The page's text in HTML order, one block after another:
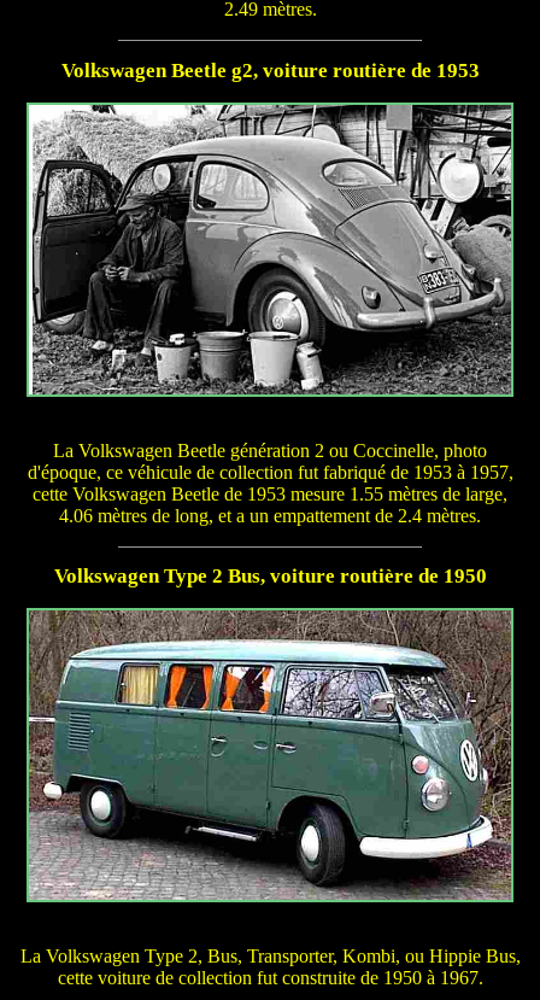
2.49 mètres.
Volkswagen Beetle g2, voiture routière de 1953
La Volkswagen Beetle génération 2 ou Coccinelle, photo
d'époque, ce véhicule de collection fut fabriqué de 1953 à 1957,
cette Volkswagen Beetle de 1953 mesure 1.55 mètres de large,
4.06 mètres de long, et a un empattement de 2.4 mètres.
Volkswagen Type 2 Bus, voiture routière de 1950
La Volkswagen Type 2, Bus, Transporter, Kombi, ou Hippie Bus,
cette voiture de collection fut construite de 1950 à 1967.